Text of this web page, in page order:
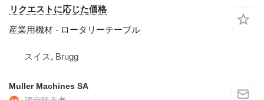
リクエストに応じた価格
産業用機材 - ロータリーテーブル
スイス, Brugg
Muller Machines SA